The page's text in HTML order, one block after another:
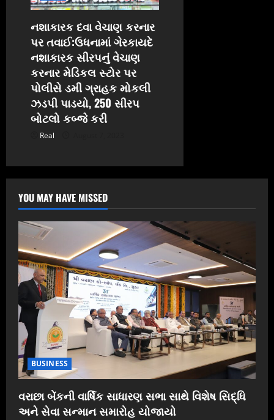
નશાકારક દવા વેચાણ કરનાર
પર તવાઈ:ઉધનામાં ગેરકાયદે
નશાકારક સીરપનું વેચાણ
કરનાર મેડિકલ સ્ટોર પર
પોલીસે ડમી ગ્રાહક મોકલી
ઝડપી પાડયો, 250 સીરપ
બોટલો કબ્જે કરી
Real
YOU MAY HAVE MISSED
BUSINESS
વરાછા બેંકની વાર્ષિક સાધારણ સભા સાથે વિશેષ સિદ્ધિ
અને સેવા સન્માન સમારોહ યોજાયો